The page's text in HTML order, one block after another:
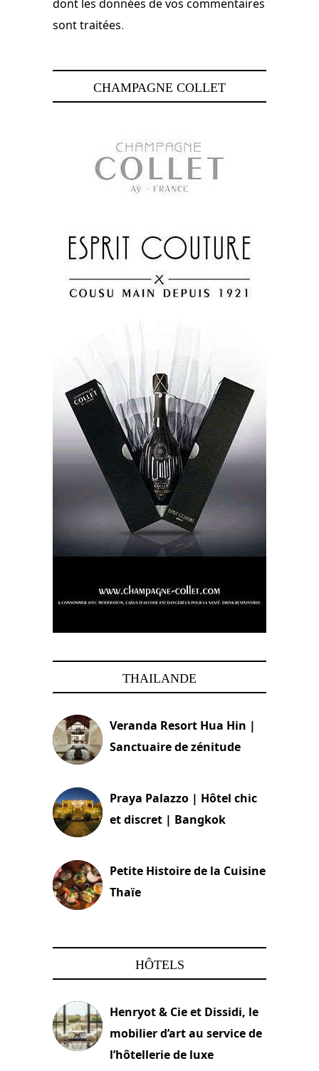
dont les données de vos commentaires
sont traitées.
CHAMPAGNE COLLET
THAILANDE
Veranda Resort Hua Hin |
Sanctuaire de zénitude
Praya Palazzo | Hôtel chic
et discret | Bangkok
Petite Histoire de la Cuisine
Thaïe
HÔTELS
Henryot & Cie et Dissidi, le
mobilier d’art au service de
l’hôtellerie de luxe